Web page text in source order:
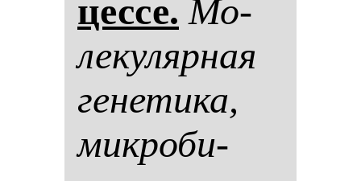
цес­се. Мо­
ле­ку­ляр­ная
ге­не­ти­ка,
мик­ро­би­